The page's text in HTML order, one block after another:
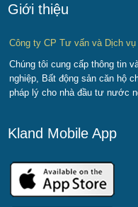
Giới thiệu
Công ty CP Tư vấn và Dịch
Chúng tôi cung cấp thông tin
nghiệp, Bất động sản căn hộ
pháp lý cho nhà đầu tư nước
Kland Mobile App